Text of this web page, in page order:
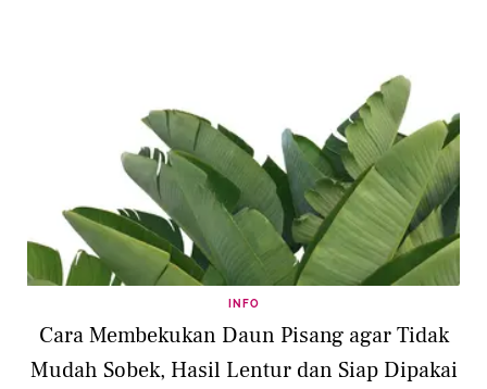
INFO
Cara Membekukan Daun Pisang agar Tidak
Mudah Sobek, Hasil Lentur dan Siap Dipakai